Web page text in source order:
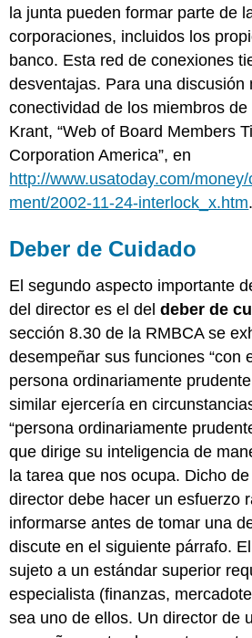
la junta pueden formar parte de
corporaciones, incluidos los
banco. Esta red de conexiones
desventajas. Para una discusión
conectividad de los miembros
Krant, “Web of Board Members
Corporation America”, en
http://www.usatoday.com/
ment/2002-11-24-interlock_x.htm.
Deber de Cuidado
El segundo aspecto importante
del director es el deldeber de
sección 8.30 de la RMBCA se
desempeñar sus funciones “con
persona ordinariamente
similar ejercería en
“persona ordinariamente
que dirige su inteligencia de
la tarea que nos ocupa. Dicho
director debe hacer un esfuerzo
informarse antes de tomar una
discute en el siguiente párrafo.
sujeto a un estándar superior
especialista (finanzas,
sea uno de ellos. Un director de